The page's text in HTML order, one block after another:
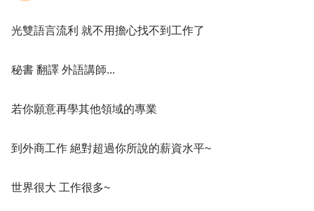
光雙語言流利 就不用擔心找不到工作了
秘書 翻譯 外語講師...
若你願意再學其他領域的專業
到外商工作 絕對超過你所說的薪資水平~
世界很大 工作很多~